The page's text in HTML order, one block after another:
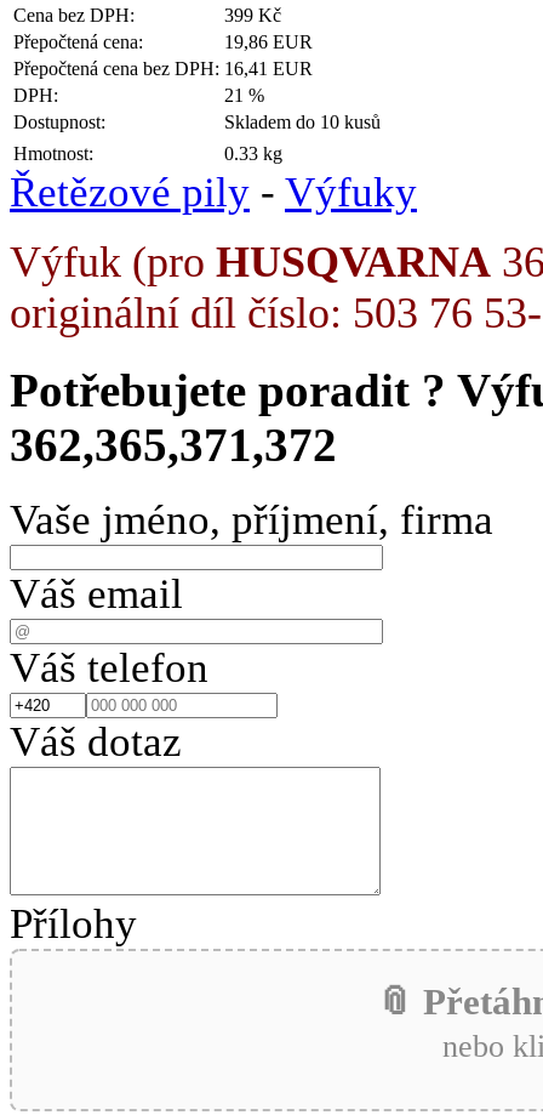
Cena bez DPH:
399 Kč
Přepočtená cena:
19,86 EUR
Přepočtená cena bez DPH: 16,41 EUR
DPH:
21 %
Dostupnost:
Skladem do 10 kusů
Hmotnost:
0.33 kg
Řetězové pily - Výfuky
Výfuk (pro HUSQVARNA
originální díl číslo: 503 76
Potřebujete poradit ?
362,365,371,372
Vaše jméno, příjmení, firma
Váš email
Váš telefon
Váš dotaz
Přílohy
📎
nebo